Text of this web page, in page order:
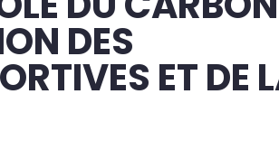
DES
ET DE